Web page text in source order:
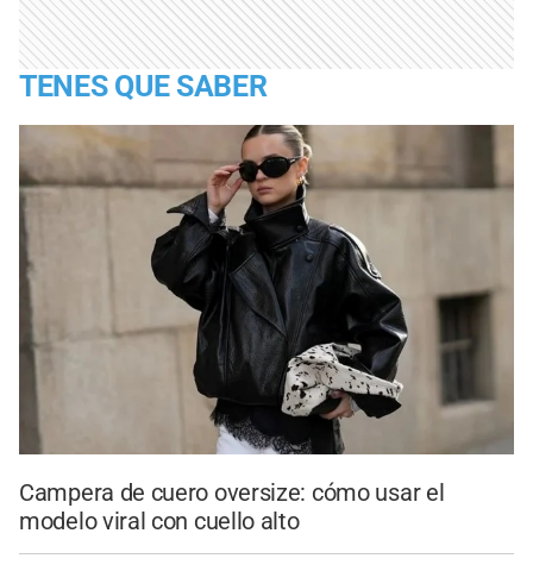
TENES QUE SABER
Campera de cuero oversize: cómo usar el
modelo viral con cuello alto